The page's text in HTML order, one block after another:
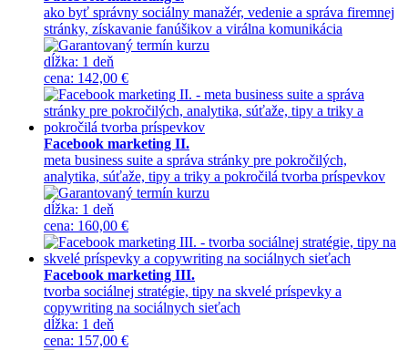
ako byť správny sociálny manažér, vedenie a správa firemnej
stránky, získavanie fanúšikov a virálna komunikácia
dĺžka: 1 deň
cena: 142,00 €
Facebook marketing II.
meta business suite a správa stránky pre pokročilých,
analytika, súťaže, tipy a triky a pokročilá tvorba príspevkov
dĺžka: 1 deň
cena: 160,00 €
Facebook marketing III.
tvorba sociálnej stratégie, tipy na skvelé príspevky a
copywriting na sociálnych sieťach
dĺžka: 1 deň
cena: 157,00 €